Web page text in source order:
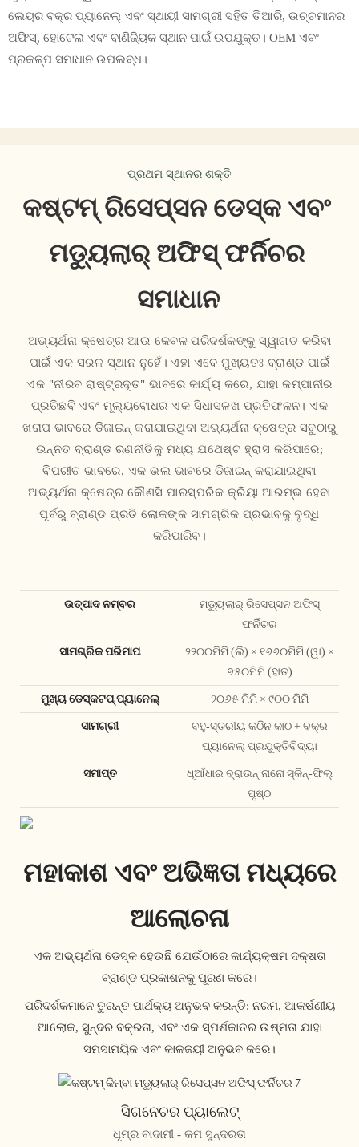
ଲେୟର ବକ୍ର ପ୍ୟାନେଲ୍ ଏବଂ ସ୍ଥାୟୀ ସାମଗ୍ରୀ ସହିତ ତିଆରି, ଉଚ୍ଚମାନର
ଅଫିସ୍, ହୋଟେଲ ଏବଂ ବାଣିଜ୍ୟିକ ସ୍ଥାନ ପାଇଁ ଉପଯୁକ୍ତ। OEM ଏବଂ
ପ୍ରକଳ୍ପ ସମାଧାନ ଉପଲବ୍ଧ।
ପ୍ରଥମ ସ୍ଥାନର ଶକ୍ତି
କଷ୍ଟମ୍ ରିସେପ୍ସନ ଡେସ୍କ ଏବଂ
ମଡ୍ୟୁଲାର୍ ଅଫିସ୍ ଫର୍ନିଚର
ସମାଧାନ
ଅଭ୍ୟର୍ଥନା କ୍ଷେତ୍ର ଆଉ କେବଳ ପରିଦର୍ଶକଙ୍କୁ ସ୍ୱାଗତ କରିବା
ପାଇଁ ଏକ ସରଳ ସ୍ଥାନ ନୁହେଁ। ଏହା ଏବେ ମୁଖ୍ୟତଃ ବ୍ରାଣ୍ଡ ପାଇଁ
ଏକ "ନୀରବ ରାଷ୍ଟ୍ରଦୂତ" ଭାବରେ କାର୍ଯ୍ୟ କରେ, ଯାହା କମ୍ପାନୀର
ପ୍ରତିଛବି ଏବଂ ମୂଲ୍ୟବୋଧର ଏକ ସିଧାସଳଖ ପ୍ରତିଫଳନ। ଏକ
ଖରାପ ଭାବରେ ଡିଜାଇନ୍ କରାଯାଇଥିବା ଅଭ୍ୟର୍ଥନା କ୍ଷେତ୍ର ସବୁଠାରୁ
ଉନ୍ନତ ବ୍ରାଣ୍ଡ ରଣନୀତିକୁ ମଧ୍ୟ ଯଥେଷ୍ଟ ହ୍ରାସ କରିପାରେ;
ବିପରୀତ ଭାବରେ, ଏକ ଭଲ ଭାବରେ ଡିଜାଇନ୍ କରାଯାଇଥିବା
ଅଭ୍ୟର୍ଥନା କ୍ଷେତ୍ର କୌଣସି ପାରସ୍ପରିକ କ୍ରିୟା ଆରମ୍ଭ ହେବା
ପୂର୍ବରୁ ବ୍ରାଣ୍ଡ ପ୍ରତି ଲୋକଙ୍କ ସାମଗ୍ରିକ ପ୍ରଭାବକୁ ବୃଦ୍ଧି
କରିପାରିବ।
ଉତ୍ପାଦ ନମ୍ବର
ମଡ୍ୟୁଲାର୍ ରିସେପ୍ସନ ଅଫିସ୍
ଫର୍ନିଚର
ସାମଗ୍ରିକ ପରିମାପ
୨୨୦୦ମିମି (ଲି) × ୧୬୬୦ମିମି (ୱା) ×
୭୫୦ମିମି (ହାତ)
ମୁଖ୍ୟ ଡେସ୍କଟପ୍ ପ୍ୟାନେଲ୍ ୨୦୬୫ ମିମି × ୯୦୦ ମିମି
ସାମଗ୍ରୀ
ବହୁ-ସ୍ତରୀୟ କଠିନ କାଠ + ବକ୍ର
ପ୍ୟାନେଲ୍ ପ୍ରଯୁକ୍ତିବିଦ୍ୟା
ସମାପ୍ତ
ଧୂଆଁଧାର ବ୍ରାଉନ୍ ନାନୋ ସ୍କିନ୍-ଫିଲ୍
ପୃଷ୍ଠ
ମହାକାଶ ଏବଂ ଅଭିଜ୍ଞତା ମଧ୍ୟରେ
ଆଲୋଚନା
ଏକ ଅଭ୍ୟର୍ଥନା ଡେସ୍କ ହେଉଛି ଯେଉଁଠାରେ କାର୍ଯ୍ୟକ୍ଷମ ଦକ୍ଷତା
ବ୍ରାଣ୍ଡ ପ୍ରକାଶନକୁ ପୂରଣ କରେ।
ପରିଦର୍ଶକମାନେ ତୁରନ୍ତ ପାର୍ଥକ୍ୟ ଅନୁଭବ କରନ୍ତି: ନରମ, ଆକର୍ଷଣୀୟ
ଆଲୋକ, ସୁନ୍ଦର ବକ୍ରତା, ଏବଂ ଏକ ସ୍ପର୍ଶକାତର ଉଷ୍ମତା ଯାହା
ସମସାମୟିକ ଏବଂ କାଳଜୟୀ ଅନୁଭବ କରେ।
ସିଗନେଚର ପ୍ୟାଲେଟ୍
ଧୂମ୍ର ବାଦାମୀ - କମ ସୁନ୍ଦରତା